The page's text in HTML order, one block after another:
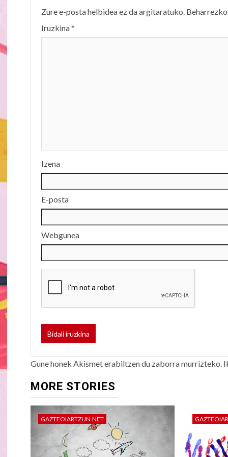
Zure e-posta helbidea ez da argitaratuko.
Iruzkina*
Izena
E-posta
Webgunea
Gune honek Akismet erabiltzen du zaborra murrizteko.
MORE STORIES
GAZTEOIARTZUN.NET